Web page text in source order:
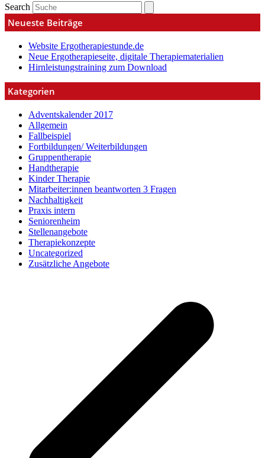
Search
Neueste Beiträge
Website Ergotherapiestunde.de
Neue Ergotherapieseite, digitale Therapiematerialien
Hirnleistungstraining zum Download
Kategorien
Adventskalender 2017
Allgemein
Fallbeispiel
Fortbildungen/ Weiterbildungen
Gruppentherapie
Handtherapie
Kinder Therapie
Mitarbeiter:innen beantworten 3 Fragen
Nachhaltigkeit
Praxis intern
Seniorenheim
Stellenangebote
Therapiekonzepte
Uncategorized
Zusätzliche Angebote